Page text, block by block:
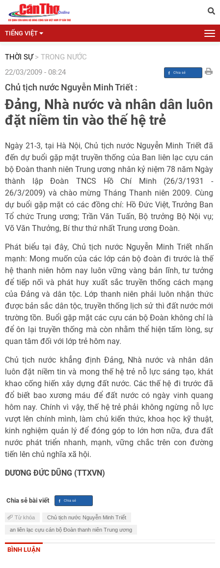
TIẾNG VIỆT
THỜI SỰ > TRONG NƯỚC
22/03/2009 - 08:24
Chủ tịch nước Nguyễn Minh Triết :
Đảng, Nhà nước và nhân dân luôn
đặt niềm tin vào thế hệ trẻ
Ngày 21-3, tại Hà Nội, Chủ tịch nước Nguyễn Minh Triết đã
đến dự buổi gặp mặt truyền thống của Ban liên lạc cựu cán
bộ Đoàn thanh niên Trung ương nhân kỷ niệm 78 năm Ngày
thành lập Đoàn TNCS Hồ Chí Minh (26/3/1931 -
26/3/2009) và chào mừng Tháng Thanh niên 2009. Cùng
dự buổi gặp mặt có các đồng chí: Hồ Đức Việt, Trưởng Ban
Tổ chức Trung ương; Trần Văn Tuấn, Bộ trưởng Bộ Nội vụ;
Võ Văn Thưởng, Bí thư thứ nhất Trung ương Đoàn.
Phát biểu tại đây, Chủ tịch nước Nguyễn Minh Triết nhấn
mạnh: Mong muốn của các lớp cán bộ đoàn đi trước là thế
hệ thanh niên hôm nay luôn vững vàng bản lĩnh, tư tưởng
để tiếp nối và phát huy xuất sắc truyền thống cách mạng
của Đảng và dân tộc. Lớp thanh niên phải luôn nhận thức
được bản sắc dân tộc, truyền thống lịch sử thì đất nước mới
trường tồn. Buổi gặp mặt các cựu cán bộ Đoàn không chỉ là
để ôn lại truyền thống mà còn nhằm thể hiện tấm lòng, sự
quan tâm đối với lớp trẻ hôm nay.
Chủ tịch nước khẳng định Đảng, Nhà nước và nhân dân
luôn đặt niềm tin và mong thế hệ trẻ nỗ lực sáng tạo, khát
khao cống hiến xây dựng đất nước. Các thế hệ đi trước đã
đổ biết bao xương máu để đất nước có ngày vinh quang
hôm nay. Chính vì vậy, thế hệ trẻ phải không ngừng nỗ lực
vượt lên chính mình, làm chủ kiến thức, khoa học kỹ thuật,
kinh nghiệm quản lý để đóng góp to lớn hơn nữa, đưa đất
nước phát triển nhanh, mạnh, vững chắc trên con đường
tiến lên chủ nghĩa xã hội.
DƯƠNG ĐỨC DŨNG (TTXVN)
Chia sẻ bài viết
Từ khóa Chủ tịch nước Nguyễn Minh Triết
an liên lạc cựu cán bộ Đoàn thanh niên Trung ương
BÌNH LUẬN